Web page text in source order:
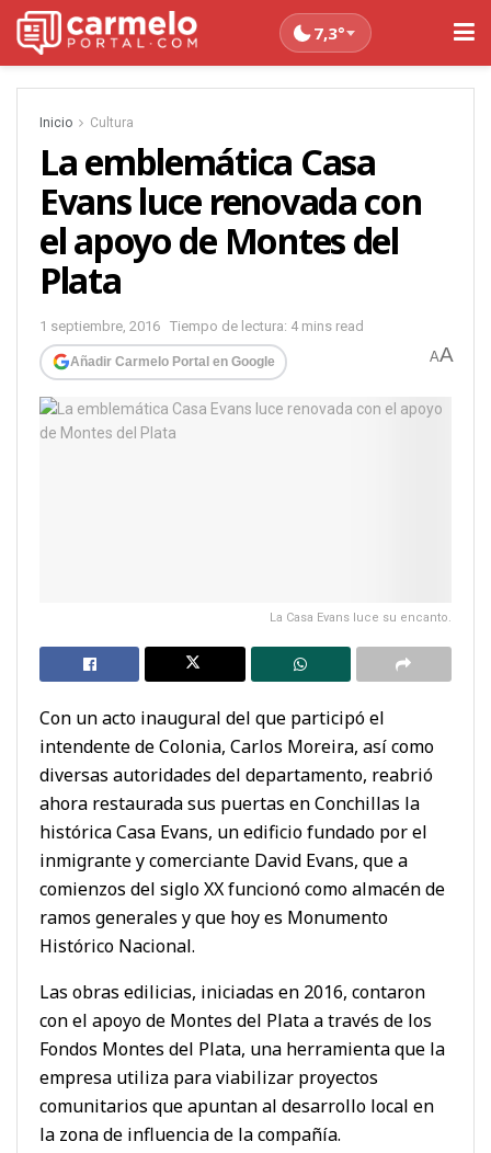
7,3°
Inicio Cultura
La emblemática Casa
Evans luce renovada con
el apoyo de Montes del
Plata
1 septiembre, 2016 Tiempo de lectura: 4 mins read
Añadir Carmelo Portal en Google AA
La Casa Evans luce su encanto.
Con un acto inaugural del que participó el
intendente de Colonia, Carlos Moreira, así como
diversas autoridades del departamento, reabrió
ahora restaurada sus puertas en Conchillas la
histórica Casa Evans, un edificio fundado por el
inmigrante y comerciante David Evans, que a
comienzos del siglo XX funcionó como almacén de
ramos generales y que hoy es Monumento
Histórico Nacional.
Las obras edilicias, iniciadas en 2016, contaron
con el apoyo de Montes del Plata a través de los
Fondos Montes del Plata, una herramienta que la
empresa utiliza para viabilizar proyectos
comunitarios que apuntan al desarrollo local en
la zona de influencia de la compañía.